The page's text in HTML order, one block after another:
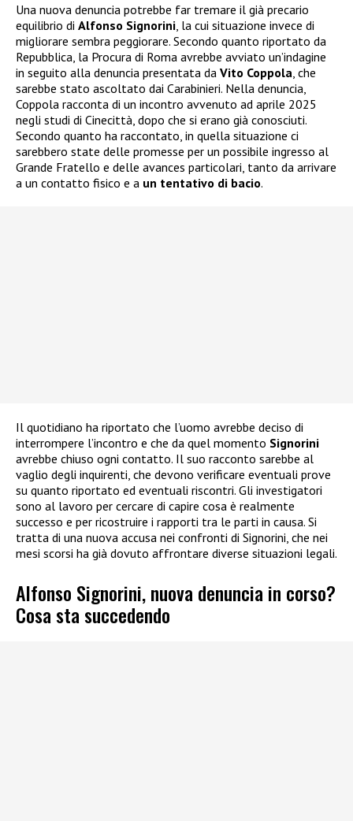
Una nuova denuncia potrebbe far tremare il già precario
equilibrio di Alfonso Signorini , la cui situazione invece di
migliorare sembra peggiorare. Secondo quanto riportato da
Repubblica, la Procura di Roma avrebbe avviato un’indagine
in seguito alla denuncia presentata da Vito Coppola , che
sarebbe stato ascoltato dai Carabinieri. Nella denuncia,
Coppola racconta di un incontro avvenuto ad aprile 2025
negli studi di Cinecittà, dopo che si erano già conosciuti.
Secondo quanto ha raccontato, in quella situazione ci
sarebbero state delle promesse per un possibile ingresso al
Grande Fratello e delle avances particolari, tanto da arrivare
a un contatto fisico e a un tentativo di bacio.
Il quotidiano ha riportato che l’uomo avrebbe deciso di
interrompere l’incontro e che da quel momento Signorini
avrebbe chiuso ogni contatto. Il suo racconto sarebbe al
vaglio degli inquirenti, che devono verificare eventuali prove
su quanto riportato ed eventuali riscontri. Gli investigatori
sono al lavoro per cercare di capire cosa è realmente
successo e per ricostruire i rapporti tra le parti in causa. Si
tratta di una nuova accusa nei confronti di Signorini, che nei
mesi scorsi ha già dovuto affrontare diverse situazioni legali.
Alfonso Signorini, nuova denuncia in corso?
Cosa sta succedendo